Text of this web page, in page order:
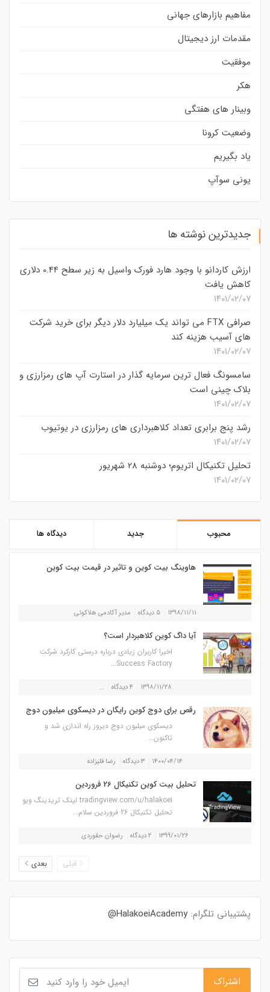
مفاهیم بازارهای جهانی
مقدمات ارز دیجیتال
موفقیت
هکر
وبینار های هفتگی
وضعیت کرونا
یاد بگیریم
یونی سوآپ
جدیدترین نوشته ها
ارزش کاردانو با وجود هارد فورک واسیل به زیر سطح 0.44 دلاری
کاهش یافت
۱۴۰۱/۰۲/۰۷
صرافی FTX می تواند یک میلیارد دلار دیگر برای خرید شرکت
های آسیب هزینه کند
۱۴۰۱/۰۲/۰۷
سامسونگ فعال‌ ترین سرمایه‌ گذار در استارت‌ آپ‌ های رمزارزی و
بلاک چینی است
۱۴۰۱/۰۲/۰۷
رشد پنج برابری تعداد کلاهبرداری های رمزارزی در یوتیوب
۱۴۰۱/۰۲/۰۷
تحلیل تکنیکال اتریوم؛ دوشنبه 28 شهریور
۱۴۰۱/۰۲/۰۷
محبوب جدید دیدگاه ها
هاوینگ بیت کوین و تاثیر در قیمت بیت کوین
۱۳۹۸/۱۱/۱۱ ۵ دیدگاه مدیر آکادمی هلاکوئی
آیا داگ کوین کلاهبردار است؟
اخیرا کاربران زیادی درباره درستی کارکرد شرکت
Success Factory...
۱۳۹۸/۱۱/۲۸ ۴ دیدگاه ...
رقص برای دوج کوین رایگان در دیسکوی میلیون دوج
دیسکوی میلیون دوج دیروز راه اندازی شد و
تاکنون...
۱۴۰۰/۰۴/۱۴ ۳ دیدگاه رضا قلیزاده
تحلیل بیت کوین تکنیکال 26 فروردین
tradingview.com/u/halakoei لینک تریدینگ ویو
تحلیل تکنیکال 26 فروردین سلام...
۱۳۹۹/۰۱/۲۶ ۲ دیدگاه رضوان حقوردی
قبلی بعدی
پشتیبانی تلگرام: HalakoeiAcademy@